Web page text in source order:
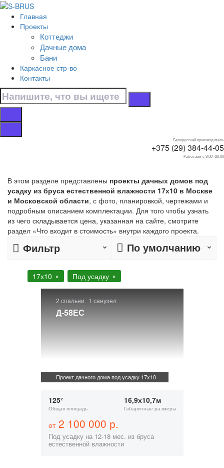
Перейти к контенту
Главная
Проекты
Коттеджи
Дачные дома
Бани
Каркасное стр-во
Контакты
Белорусский производитель
+375 (29) 384-44-05
Работаем с 9.00 -20.00
Главная
Дачные дома
Под усадку
17х10
Дачные дома 17х10
под усадку
В этом разделе представлены проекты дачных домов под
усадку из бруса естественной влажности 17х10 в Москве
и Московской области, с фото, планировкой, чертежами и
подробным описанием комплектации. Для того чтобы узнать
из чего складывается цена, указанная на сайте, смотрите
раздел «Что входит в стоимость» внутри каждого проекта.
Фильтр По умолчанию
17х10 Под усадку
2 спальни 1 санузел
Д-58ЕС
Проект дачного дома под усадку 17х10
125²
Общая площадь
16,9х10,7м
Габаритные размеры
от2 100 000 р.
Под усадку на 12-18 мес. из бруса
естественной влажности